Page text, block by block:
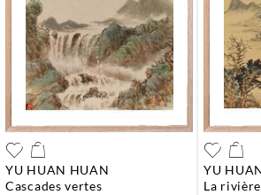
YU HUAN HUAN
cascades vertes
YU
la rivière